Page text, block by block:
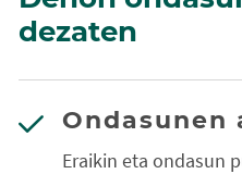
dezaten
Ondasunen
Eraikin eta ondasun